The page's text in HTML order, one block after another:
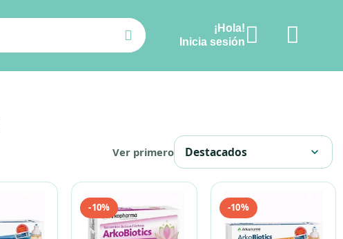
¡Hola!
Inicia sesión
Ver primero Destacados expand_more
-10% -10%